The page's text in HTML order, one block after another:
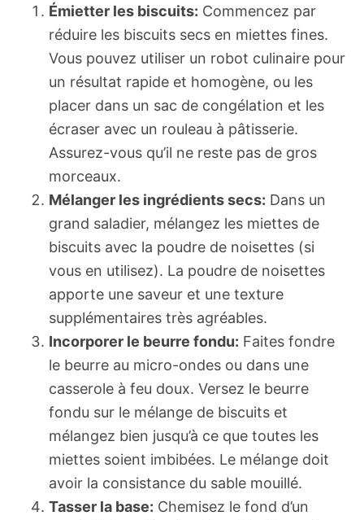
Émietter les biscuits: Commencez par
réduire les biscuits secs en miettes fines.
Vous pouvez utiliser un robot culinaire pour
un résultat rapide et homogène, ou les
placer dans un sac de congélation et les
écraser avec un rouleau à pâtisserie.
Assurez-vous qu’il ne reste pas de gros
morceaux.
Mélanger les ingrédients secs: Dans un
grand saladier, mélangez les miettes de
biscuits avec la poudre de noisettes (si
vous en utilisez). La poudre de noisettes
apporte une saveur et une texture
supplémentaires très agréables.
Incorporer le beurre fondu: Faites fondre
le beurre au micro-ondes ou dans une
casserole à feu doux. Versez le beurre
fondu sur le mélange de biscuits et
mélangez bien jusqu’à ce que toutes les
miettes soient imbibées. Le mélange doit
avoir la consistance du sable mouillé.
Tasser la base: Chemisez le fond d’un